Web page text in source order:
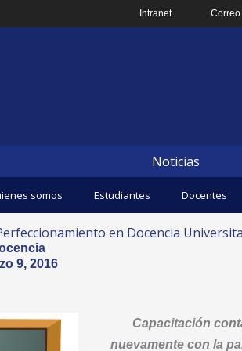
Intranet Correo
Noticias
somos Estudiantes Docentes
en Docencia
9, 2016
Capacitación
nuevamente con la